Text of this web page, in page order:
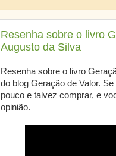
Resenha sobre o livro
Augusto da Silva
Resenha sobre o livro
do blog Geração de Valor.
pouco e talvez comprar, e
opinião.